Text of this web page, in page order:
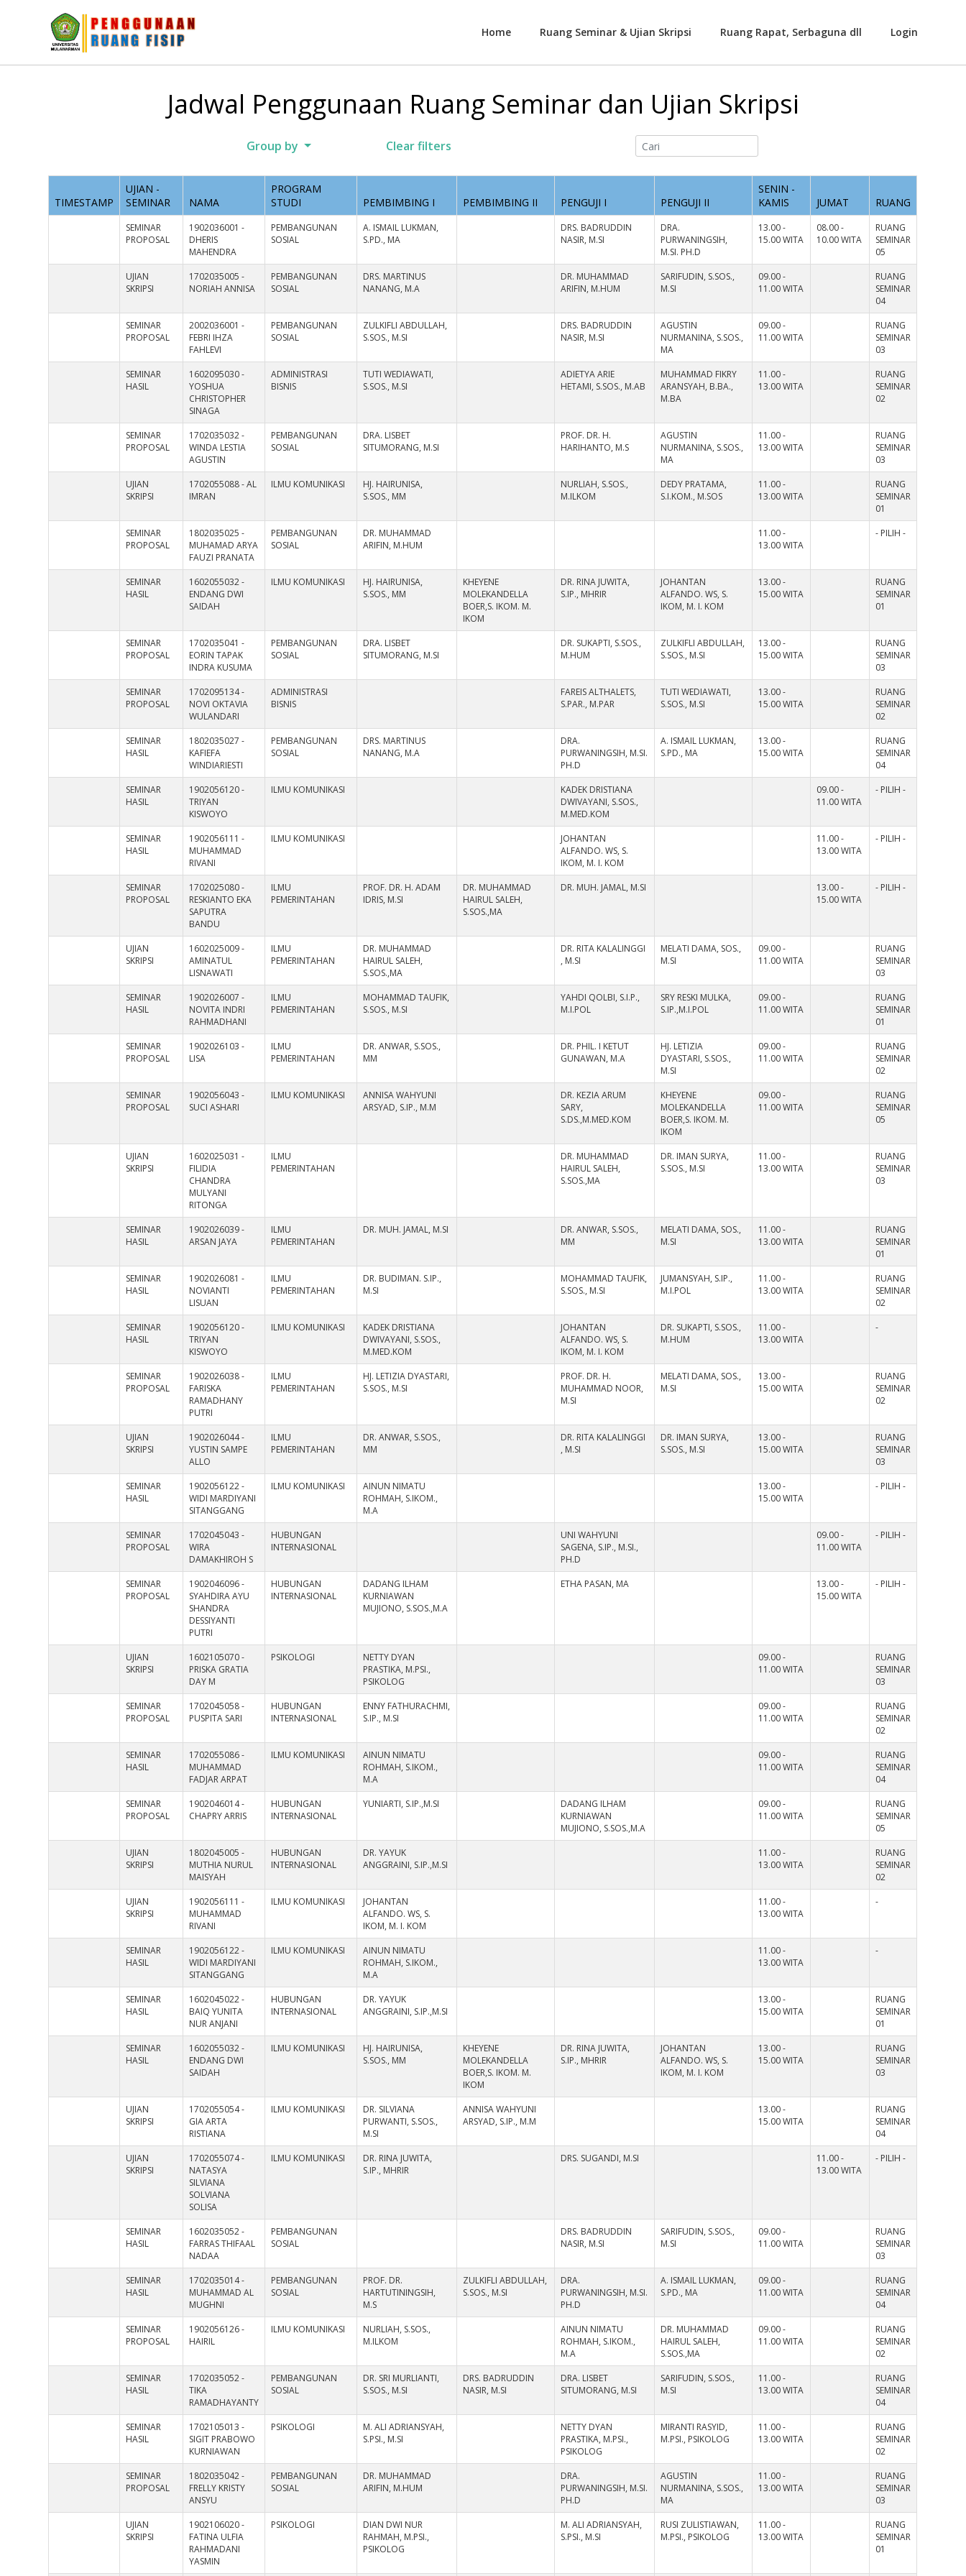
Home Ruang Seminar & Ujian Skripsi Ruang Rapat, Serbaguna dll Login
Jadwal Penggunaan Ruang Seminar dan Ujian Skripsi
Group by Clear filters
TIMESTAMP
UJIAN -
SEMINAR
NAMA
PROGRAM
STUDI
PEMBIMBING I PEMBIMBING II PENGUJI I PENGUJI II
SENIN -
KAMIS
JUMAT RUANG
SEMINAR
PROPOSAL
1902036001 -
DHERIS
MAHENDRA
PEMBANGUNAN
SOSIAL
A. ISMAIL LUKMAN,
S.PD., MA
DRS. BADRUDDIN
NASIR, M.SI
DRA.
PURWANINGSIH,
M.SI. PH.D
13.00 -
15.00 WITA
08.00 -
10.00 WITA
RUANG
SEMINAR
05
UJIAN
SKRIPSI
1702035005 -
NORIAH ANNISA
PEMBANGUNAN
SOSIAL
DRS. MARTINUS
NANANG, M.A
DR. MUHAMMAD
ARIFIN, M.HUM
SARIFUDIN, S.SOS.,
M.SI
09.00 -
11.00 WITA
RUANG
SEMINAR
04
SEMINAR
PROPOSAL
2002036001 -
FEBRI IHZA
FAHLEVI
PEMBANGUNAN
SOSIAL
ZULKIFLI ABDULLAH,
S.SOS., M.SI
DRS. BADRUDDIN
NASIR, M.SI
AGUSTIN
NURMANINA, S.SOS.,
MA
09.00 -
11.00 WITA
RUANG
SEMINAR
03
SEMINAR
HASIL
1602095030 -
YOSHUA
CHRISTOPHER
SINAGA
ADMINISTRASI
BISNIS
TUTI WEDIAWATI,
S.SOS., M.SI
ADIETYA ARIE
HETAMI, S.SOS., M.AB
MUHAMMAD FIKRY
ARANSYAH, B.BA.,
M.BA
11.00 -
13.00 WITA
RUANG
SEMINAR
02
SEMINAR
PROPOSAL
1702035032 -
WINDA LESTIA
AGUSTIN
PEMBANGUNAN
SOSIAL
DRA. LISBET
SITUMORANG, M.SI
PROF. DR. H.
HARIHANTO, M.S
AGUSTIN
NURMANINA, S.SOS.,
MA
11.00 -
13.00 WITA
RUANG
SEMINAR
03
UJIAN
SKRIPSI
1702055088 - AL
IMRAN
ILMU KOMUNIKASI
HJ. HAIRUNISA,
S.SOS., MM
NURLIAH, S.SOS.,
M.ILKOM
DEDY PRATAMA,
S.I.KOM., M.SOS
11.00 -
13.00 WITA
RUANG
SEMINAR
01
SEMINAR
PROPOSAL
1802035025 -
MUHAMAD ARYA
FAUZI PRANATA
PEMBANGUNAN
SOSIAL
DR. MUHAMMAD
ARIFIN, M.HUM
11.00 -
13.00 WITA
- PILIH -
SEMINAR
HASIL
1602055032 -
ENDANG DWI
SAIDAH
ILMU KOMUNIKASI
HJ. HAIRUNISA,
S.SOS., MM
KHEYENE
MOLEKANDELLA
BOER,S. IKOM. M.
IKOM
DR. RINA JUWITA,
S.IP., MHRIR
JOHANTAN
ALFANDO. WS, S.
IKOM, M. I. KOM
13.00 -
15.00 WITA
RUANG
SEMINAR
01
SEMINAR
PROPOSAL
1702035041 -
EORIN TAPAK
INDRA KUSUMA
PEMBANGUNAN
SOSIAL
DRA. LISBET
SITUMORANG, M.SI
DR. SUKAPTI, S.SOS.,
M.HUM
ZULKIFLI ABDULLAH,
S.SOS., M.SI
13.00 -
15.00 WITA
RUANG
SEMINAR
03
SEMINAR
PROPOSAL
1702095134 -
NOVI OKTAVIA
WULANDARI
ADMINISTRASI
BISNIS
FAREIS ALTHALETS,
S.PAR., M.PAR
TUTI WEDIAWATI,
S.SOS., M.SI
13.00 -
15.00 WITA
RUANG
SEMINAR
02
SEMINAR
HASIL
1802035027 -
KAFIEFA
WINDIARIESTI
PEMBANGUNAN
SOSIAL
DRS. MARTINUS
NANANG, M.A
DRA.
PURWANINGSIH, M.SI.
PH.D
A. ISMAIL LUKMAN,
S.PD., MA
13.00 -
15.00 WITA
RUANG
SEMINAR
04
SEMINAR
HASIL
1902056120 -
TRIYAN
KISWOYO
ILMU KOMUNIKASI
KADEK DRISTIANA
DWIVAYANI, S.SOS.,
M.MED.KOM
09.00 -
11.00 WITA
- PILIH -
SEMINAR
HASIL
1902056111 -
MUHAMMAD
RIVANI
ILMU KOMUNIKASI
JOHANTAN
ALFANDO. WS, S.
IKOM, M. I. KOM
11.00 -
13.00 WITA
- PILIH -
SEMINAR
PROPOSAL
1702025080 -
RESKIANTO EKA
SAPUTRA
BANDU
ILMU
PEMERINTAHAN
PROF. DR. H. ADAM
IDRIS, M.SI
DR. MUHAMMAD
HAIRUL SALEH,
S.SOS.,MA
DR. MUH. JAMAL, M.SI
13.00 -
15.00 WITA
- PILIH -
UJIAN
SKRIPSI
1602025009 -
AMINATUL
LISNAWATI
ILMU
PEMERINTAHAN
DR. MUHAMMAD
HAIRUL SALEH,
S.SOS.,MA
DR. RITA KALALINGGI
, M.SI
MELATI DAMA, SOS.,
M.SI
09.00 -
11.00 WITA
RUANG
SEMINAR
03
SEMINAR
HASIL
1902026007 -
NOVITA INDRI
RAHMADHANI
ILMU
PEMERINTAHAN
MOHAMMAD TAUFIK,
S.SOS., M.SI
YAHDI QOLBI, S.I.P.,
M.I.POL
SRY RESKI MULKA,
S.IP.,M.I.POL
09.00 -
11.00 WITA
RUANG
SEMINAR
01
SEMINAR
PROPOSAL
1902026103 -
LISA
ILMU
PEMERINTAHAN
DR. ANWAR, S.SOS.,
MM
DR. PHIL. I KETUT
GUNAWAN, M.A
HJ. LETIZIA
DYASTARI, S.SOS.,
M.SI
09.00 -
11.00 WITA
RUANG
SEMINAR
02
SEMINAR
PROPOSAL
1902056043 -
SUCI ASHARI
ILMU KOMUNIKASI
ANNISA WAHYUNI
ARSYAD, S.IP., M.M
DR. KEZIA ARUM
SARY,
S.DS.,M.MED.KOM
KHEYENE
MOLEKANDELLA
BOER,S. IKOM. M.
IKOM
09.00 -
11.00 WITA
RUANG
SEMINAR
05
UJIAN
SKRIPSI
1602025031 -
FILIDIA
CHANDRA
MULYANI
RITONGA
ILMU
PEMERINTAHAN
DR. MUHAMMAD
HAIRUL SALEH,
S.SOS.,MA
DR. IMAN SURYA,
S.SOS., M.SI
11.00 -
13.00 WITA
RUANG
SEMINAR
03
SEMINAR
HASIL
1902026039 -
ARSAN JAYA
ILMU
PEMERINTAHAN
DR. MUH. JAMAL, M.SI
DR. ANWAR, S.SOS.,
MM
MELATI DAMA, SOS.,
M.SI
11.00 -
13.00 WITA
RUANG
SEMINAR
01
SEMINAR
HASIL
1902026081 -
NOVIANTI
LISUAN
ILMU
PEMERINTAHAN
DR. BUDIMAN. S.IP.,
M.SI
MOHAMMAD TAUFIK,
S.SOS., M.SI
JUMANSYAH, S.IP.,
M.I.POL
11.00 -
13.00 WITA
RUANG
SEMINAR
02
SEMINAR
HASIL
1902056120 -
TRIYAN
KISWOYO
ILMU KOMUNIKASI
KADEK DRISTIANA
DWIVAYANI, S.SOS.,
M.MED.KOM
JOHANTAN
ALFANDO. WS, S.
IKOM, M. I. KOM
DR. SUKAPTI, S.SOS.,
M.HUM
11.00 -
13.00 WITA
-
SEMINAR
PROPOSAL
1902026038 -
FARISKA
RAMADHANY
PUTRI
ILMU
PEMERINTAHAN
HJ. LETIZIA DYASTARI,
S.SOS., M.SI
PROF. DR. H.
MUHAMMAD NOOR,
M.SI
MELATI DAMA, SOS.,
M.SI
13.00 -
15.00 WITA
RUANG
SEMINAR
02
UJIAN
SKRIPSI
1902026044 -
YUSTIN SAMPE
ALLO
ILMU
PEMERINTAHAN
DR. ANWAR, S.SOS.,
MM
DR. RITA KALALINGGI
, M.SI
DR. IMAN SURYA,
S.SOS., M.SI
13.00 -
15.00 WITA
RUANG
SEMINAR
03
SEMINAR
HASIL
1902056122 -
WIDI MARDIYANI
SITANGGANG
ILMU KOMUNIKASI
AINUN NIMATU
ROHMAH, S.IKOM.,
M.A
13.00 -
15.00 WITA
- PILIH -
SEMINAR
PROPOSAL
1702045043 -
WIRA
DAMAKHIROH S
HUBUNGAN
INTERNASIONAL
UNI WAHYUNI
SAGENA, S.IP., M.SI.,
PH.D
09.00 -
11.00 WITA
- PILIH -
SEMINAR
PROPOSAL
1902046096 -
SYAHDIRA AYU
SHANDRA
DESSIYANTI
PUTRI
HUBUNGAN
INTERNASIONAL
DADANG ILHAM
KURNIAWAN
MUJIONO, S.SOS.,M.A
ETHA PASAN, MA
13.00 -
15.00 WITA
- PILIH -
UJIAN
SKRIPSI
1602105070 -
PRISKA GRATIA
DAY M
PSIKOLOGI
NETTY DYAN
PRASTIKA, M.PSI.,
PSIKOLOG
09.00 -
11.00 WITA
RUANG
SEMINAR
03
SEMINAR
PROPOSAL
1702045058 -
PUSPITA SARI
HUBUNGAN
INTERNASIONAL
ENNY FATHURACHMI,
S.IP., M.SI
09.00 -
11.00 WITA
RUANG
SEMINAR
02
SEMINAR
HASIL
1702055086 -
MUHAMMAD
FADJAR ARPAT
ILMU KOMUNIKASI
AINUN NIMATU
ROHMAH, S.IKOM.,
M.A
09.00 -
11.00 WITA
RUANG
SEMINAR
04
SEMINAR
PROPOSAL
1902046014 -
CHAPRY ARRIS
HUBUNGAN
INTERNASIONAL
YUNIARTI, S.IP.,M.SI
DADANG ILHAM
KURNIAWAN
MUJIONO, S.SOS.,M.A
09.00 -
11.00 WITA
RUANG
SEMINAR
05
UJIAN
SKRIPSI
1802045005 -
MUTHIA NURUL
MAISYAH
HUBUNGAN
INTERNASIONAL
DR. YAYUK
ANGGRAINI, S.IP.,M.SI
11.00 -
13.00 WITA
RUANG
SEMINAR
02
UJIAN
SKRIPSI
1902056111 -
MUHAMMAD
RIVANI
ILMU KOMUNIKASI
JOHANTAN
ALFANDO. WS, S.
IKOM, M. I. KOM
11.00 -
13.00 WITA
-
SEMINAR
HASIL
1902056122 -
WIDI MARDIYANI
SITANGGANG
ILMU KOMUNIKASI
AINUN NIMATU
ROHMAH, S.IKOM.,
M.A
11.00 -
13.00 WITA
-
SEMINAR
HASIL
1602045022 -
BAIQ YUNITA
NUR ANJANI
HUBUNGAN
INTERNASIONAL
DR. YAYUK
ANGGRAINI, S.IP.,M.SI
13.00 -
15.00 WITA
RUANG
SEMINAR
01
SEMINAR
HASIL
1602055032 -
ENDANG DWI
SAIDAH
ILMU KOMUNIKASI
HJ. HAIRUNISA,
S.SOS., MM
KHEYENE
MOLEKANDELLA
BOER,S. IKOM. M.
IKOM
DR. RINA JUWITA,
S.IP., MHRIR
JOHANTAN
ALFANDO. WS, S.
IKOM, M. I. KOM
13.00 -
15.00 WITA
RUANG
SEMINAR
03
UJIAN
SKRIPSI
1702055054 -
GIA ARTA
RISTIANA
ILMU KOMUNIKASI
DR. SILVIANA
PURWANTI, S.SOS.,
M.SI
ANNISA WAHYUNI
ARSYAD, S.IP., M.M
13.00 -
15.00 WITA
RUANG
SEMINAR
04
UJIAN
SKRIPSI
1702055074 -
NATASYA
SILVIANA
SOLVIANA
SOLISA
ILMU KOMUNIKASI
DR. RINA JUWITA,
S.IP., MHRIR
DRS. SUGANDI, M.SI
11.00 -
13.00 WITA
- PILIH -
SEMINAR
HASIL
1602035052 -
FARRAS THIFAAL
NADAA
PEMBANGUNAN
SOSIAL
DRS. BADRUDDIN
NASIR, M.SI
SARIFUDIN, S.SOS.,
M.SI
09.00 -
11.00 WITA
RUANG
SEMINAR
03
SEMINAR
HASIL
1702035014 -
MUHAMMAD AL
MUGHNI
PEMBANGUNAN
SOSIAL
PROF. DR.
HARTUTININGSIH,
M.S
ZULKIFLI ABDULLAH,
S.SOS., M.SI
DRA.
PURWANINGSIH, M.SI.
PH.D
A. ISMAIL LUKMAN,
S.PD., MA
09.00 -
11.00 WITA
RUANG
SEMINAR
04
SEMINAR
PROPOSAL
1902056126 -
HAIRIL
ILMU KOMUNIKASI
NURLIAH, S.SOS.,
M.ILKOM
AINUN NIMATU
ROHMAH, S.IKOM.,
M.A
DR. MUHAMMAD
HAIRUL SALEH,
S.SOS.,MA
09.00 -
11.00 WITA
RUANG
SEMINAR
02
SEMINAR
HASIL
1702035052 -
TIKA
RAMADHAYANTY
PEMBANGUNAN
SOSIAL
DR. SRI MURLIANTI,
S.SOS., M.SI
DRS. BADRUDDIN
NASIR, M.SI
DRA. LISBET
SITUMORANG, M.SI
SARIFUDIN, S.SOS.,
M.SI
11.00 -
13.00 WITA
RUANG
SEMINAR
04
SEMINAR
HASIL
1702105013 -
SIGIT PRABOWO
KURNIAWAN
PSIKOLOGI
M. ALI ADRIANSYAH,
S.PSI., M.SI
NETTY DYAN
PRASTIKA, M.PSI.,
PSIKOLOG
MIRANTI RASYID,
M.PSI., PSIKOLOG
11.00 -
13.00 WITA
RUANG
SEMINAR
02
SEMINAR
PROPOSAL
1802035042 -
FRELLY KRISTY
ANSYU
PEMBANGUNAN
SOSIAL
DR. MUHAMMAD
ARIFIN, M.HUM
DRA.
PURWANINGSIH, M.SI.
PH.D
AGUSTIN
NURMANINA, S.SOS.,
MA
11.00 -
13.00 WITA
RUANG
SEMINAR
03
UJIAN
SKRIPSI
1902106020 -
FATINA ULFIA
RAHMADANI
YASMIN
PSIKOLOGI
DIAN DWI NUR
RAHMAH, M.PSI.,
PSIKOLOG
M. ALI ADRIANSYAH,
S.PSI., M.SI
RUSI ZULISTIAWAN,
M.PSI., PSIKOLOG
11.00 -
13.00 WITA
RUANG
SEMINAR
01